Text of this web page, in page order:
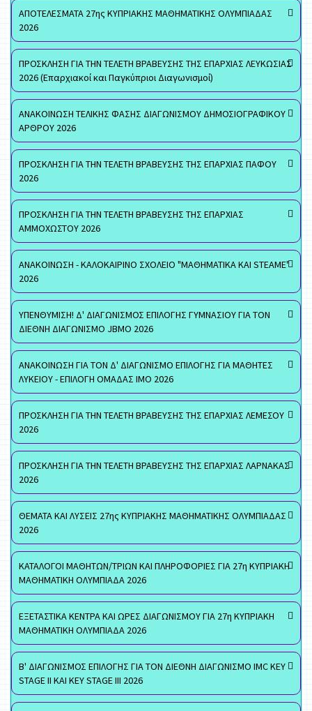
ΑΠΟΤΕΛΕΣΜΑΤΑ 27ης ΚΥΠΡΙΑΚΗΣ ΜΑΘΗΜΑΤΙΚΗΣ ΟΛΥΜΠΙΑΔΑΣ
2026
ΠΡΟΣΚΛΗΣΗ ΓΙΑ ΤΗΝ ΤΕΛΕΤΗ ΒΡΑΒΕΥΣΗΣ ΤΗΣ ΕΠΑΡΧΙΑΣ ΛΕΥΚΩΣΙΑΣ
2026 (Επαρχιακοί και Παγκύπριοι Διαγωνισμοί)
ΑΝΑΚΟΙΝΩΣΗ ΤΕΛΙΚΗΣ ΦΑΣΗΣ ΔΙΑΓΩΝΙΣΜΟΥ ΔΗΜΟΣΙΟΓΡΑΦΙΚΟΥ
ΑΡΘΡΟΥ 2026
ΠΡΟΣΚΛΗΣΗ ΓΙΑ ΤΗΝ ΤΕΛΕΤΗ ΒΡΑΒΕΥΣΗΣ ΤΗΣ ΕΠΑΡΧΙΑΣ ΠΑΦΟΥ
2026
ΠΡΟΣΚΛΗΣΗ ΓΙΑ ΤΗΝ ΤΕΛΕΤΗ ΒΡΑΒΕΥΣΗΣ ΤΗΣ ΕΠΑΡΧΙΑΣ
ΑΜΜΟΧΩΣΤΟΥ 2026
ΑΝΑΚΟΙΝΩΣΗ - ΚΑΛΟΚΑΙΡΙΝΟ ΣΧΟΛΕΙΟ "ΜΑΘΗΜΑΤΙΚΑ ΚΑΙ STEAME"
2026
ΥΠΕΝΘΥΜΙΣΗ! Δ' ΔΙΑΓΩΝΙΣΜΟΣ ΕΠΙΛΟΓΗΣ ΓΥΜΝΑΣΙΟΥ ΓΙΑ ΤΟΝ
ΔΙΕΘΝΗ ΔΙΑΓΩΝΙΣΜΟ JBMO 2026
ΑΝΑΚΟΙΝΩΣΗ ΓΙΑ ΤΟΝ Δ' ΔΙΑΓΩΝΙΣΜΟ ΕΠΙΛΟΓΗΣ ΓΙΑ ΜΑΘΗΤΕΣ
ΛΥΚΕΙΟΥ - ΕΠΙΛΟΓΗ ΟΜΑΔΑΣ ΙΜΟ 2026
ΠΡΟΣΚΛΗΣΗ ΓΙΑ ΤΗΝ ΤΕΛΕΤΗ ΒΡΑΒΕΥΣΗΣ ΤΗΣ ΕΠΑΡΧΙΑΣ ΛΕΜΕΣΟΥ
2026
ΠΡΟΣΚΛΗΣΗ ΓΙΑ ΤΗΝ ΤΕΛΕΤΗ ΒΡΑΒΕΥΣΗΣ ΤΗΣ ΕΠΑΡΧΙΑΣ ΛΑΡΝΑΚΑΣ
2026
ΘΕΜΑΤΑ ΚΑΙ ΛΥΣΕΙΣ 27ης ΚΥΠΡΙΑΚΗΣ ΜΑΘΗΜΑΤΙΚΗΣ ΟΛΥΜΠΙΑΔΑΣ
2026
ΚΑΤΑΛΟΓΟΙ ΜΑΘΗΤΩΝ/ΤΡΙΩΝ ΚΑΙ ΠΛΗΡΟΦΟΡΙΕΣ ΓΙΑ 27η ΚΥΠΡΙΑΚΗ
ΜΑΘΗΜΑΤΙΚΗ ΟΛΥΜΠΙΑΔΑ 2026
ΕΞΕΤΑΣΤΙΚΑ ΚΕΝΤΡΑ ΚΑΙ ΩΡΕΣ ΔΙΑΓΩΝΙΣΜΟΥ ΓΙΑ 27η ΚΥΠΡΙΑΚΗ
ΜΑΘΗΜΑΤΙΚΗ ΟΛΥΜΠΙΑΔΑ 2026
Β' ΔΙΑΓΩΝΙΣΜΟΣ ΕΠΙΛΟΓΗΣ ΓΙΑ ΤΟΝ ΔΙΕΘΝΗ ΔΙΑΓΩΝΙΣΜΟ IMC KEY
STAGE II ΚΑΙ KEY STAGE III 2026